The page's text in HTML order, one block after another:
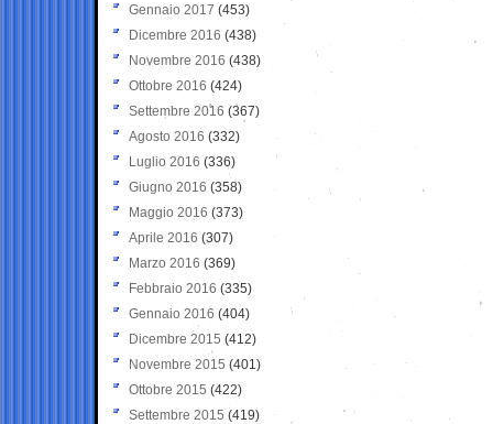
Gennaio 2017 (453)
Dicembre 2016 (438)
Novembre 2016 (438)
Ottobre 2016 (424)
Settembre 2016 (367)
Agosto 2016 (332)
Luglio 2016 (336)
Giugno 2016 (358)
Maggio 2016 (373)
Aprile 2016 (307)
Marzo 2016 (369)
Febbraio 2016 (335)
Gennaio 2016 (404)
Dicembre 2015 (412)
Novembre 2015 (401)
Ottobre 2015 (422)
Settembre 2015 (419)